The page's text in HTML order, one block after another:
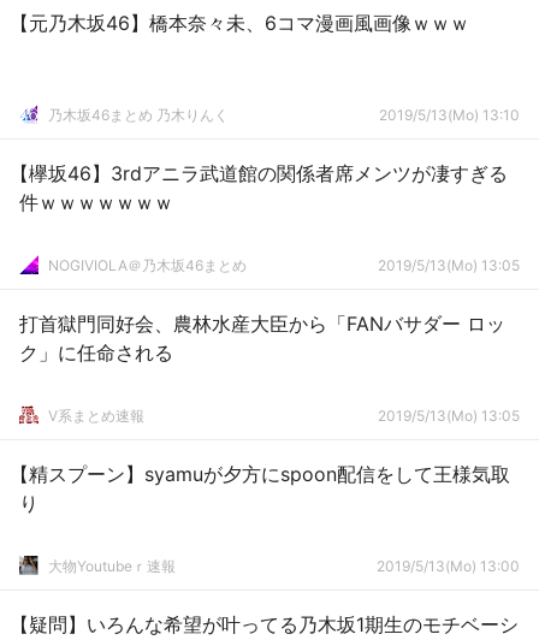
【元乃木坂46】橋本奈々未、6コマ漫画風画像ｗｗｗ
乃木坂46まとめ 乃木りんく 2019/5/13(Mo) 13:10
【欅坂46】3rdアニラ武道館の関係者席メンツが凄すぎる
件ｗｗｗｗｗｗｗ
NOGIVIOLA＠乃木坂46まとめ 2019/5/13(Mo) 13:05
打首獄門同好会、農林水産大臣から「FANバサダー ロッ
ク」に任命される
V系まとめ速報 2019/5/13(Mo) 13:05
【精スプーン】syamuが夕方にspoon配信をして王様気取
り
大物Youtubeｒ速報 2019/5/13(Mo) 13:00
【疑問】いろんな希望が叶ってる乃木坂1期生のモチベーシ